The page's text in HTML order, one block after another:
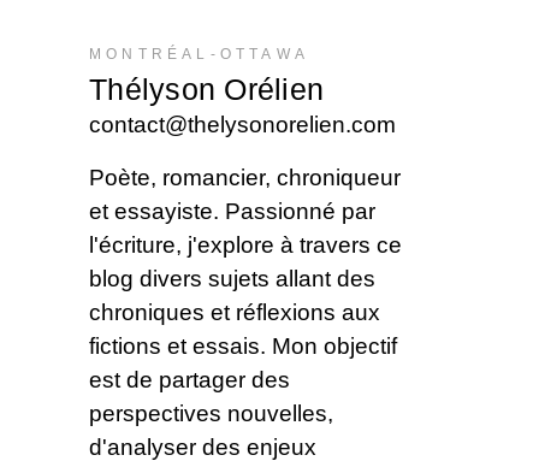
MONTRÉAL-OTTAWA
Thélyson Orélien
contact@thelysonorelien.com
Poète, romancier, chroniqueur
et essayiste. Passionné par
l'écriture, j'explore à travers ce
blog divers sujets allant des
chroniques et réflexions aux
fictions et essais. Mon objectif
est de partager des
perspectives nouvelles,
d'analyser des enjeux